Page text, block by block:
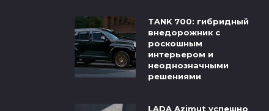
TANK 700: гибридный
внедорожник с
роскошным
интерьером и
неоднозначными
решениями
LADA Azimut успешно